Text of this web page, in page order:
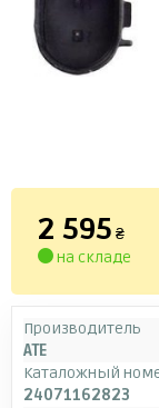
2 595 ₴
на складе
Производитель
ATE
Каталожный
24071162823